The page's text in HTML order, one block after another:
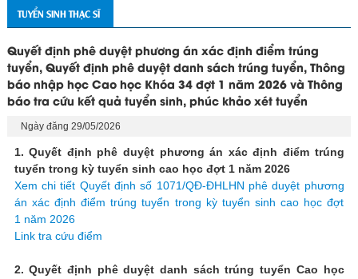
TUYỂN SINH THẠC SĨ
Quyết định phê duyệt phương án xác định điểm trúng
tuyển, Quyết định phê duyệt danh sách trúng tuyển, Thông
báo nhập học Cao học Khóa 34 đợt 1 năm 2026 và Thông
báo tra cứu kết quả tuyển sinh, phúc khảo xét tuyển
Ngày đăng 29/05/2026
1. Quyết định phê duyệt phương án xác định điểm trúng
tuyển trong kỳ tuyển sinh cao học đợt 1 năm 2026
Xem chi tiết Quyết định số 1071/QĐ-ĐHLHN phê duyệt phương
án xác định điểm trúng tuyển trong kỳ tuyển sinh cao học đợt
1 năm 2026
Link tra cứu điểm
2. Quyết định phê duyệt danh sách trúng tuyển Cao học